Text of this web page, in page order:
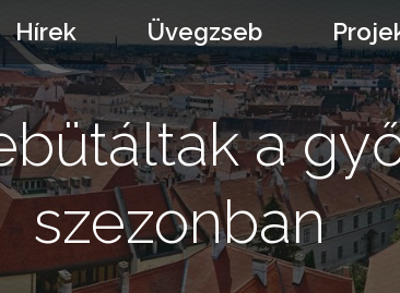
Hírek Üvegzseb
a
szezonban